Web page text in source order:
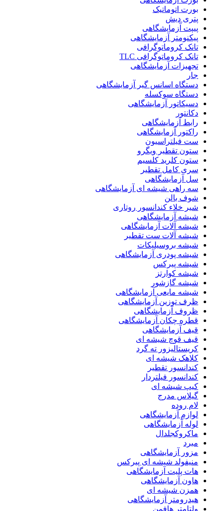
بورت اتوماتیک
پتری دیش
پیپت آزمایشگاهی
پیکنومتر آزمایشگاهی
تانک کروماتوگرافی
تانک کروماتوگرافی TLC
تجهیزات آزمایشگاهی
جار
دستگاه اسانس گیر آزمایشگاهی
دستگاه سوکسله
دسیکاتور آزمایشگاهی
دکانتور
رابط آزمایشگاهی
راکتور آزمایشگاهی
ست فیلتراسیون
ستون تقطیر ویگرو
ستون کلرید کلسیم
سری کامل تقطیر
سل آزمایشگاهی
سه راهی شیشه ای آزمایشگاهی
شوف بالن
شیر خلاء کندانسور روتاری
شیشه آزمایشگاهی
شیشه آلات آزمایشگاهی
شیشه آلات ست تقطیر
شیشه بروسیلیکات
شیشه پودری آزمایشگاهی
شیشه پیرکس
شیشه کوارتز
شیشه گازشور
شیشه مایعی آزمایشگاهی
ظرف توزین آزمایشگاهی
ظروف آزمایشگاهی
قطره چکان آزمایشگاهی
قیف آزمایشگاهی
قیف قوچ شیشه ای
کریستالیزور ته گرد
کلاهک شیشه ای
کندانسور تقطیر
کندانسور فیلتردار
کیپ شیشه ای
گیلاس مدرج
لام روده
لوازم آزمایشگاهی
لوله آزمایشگاهی
ماکروکجلدال
مبرد
مزور آزمایشگاهی
منیفولد شیشه ای پیرکس
هات پلیت آزمایشگاهی
هاون آزمایشگاهی
همزن شیشه ای
هیدرومتر آزمایشگاهی
ولتامتر هافمن